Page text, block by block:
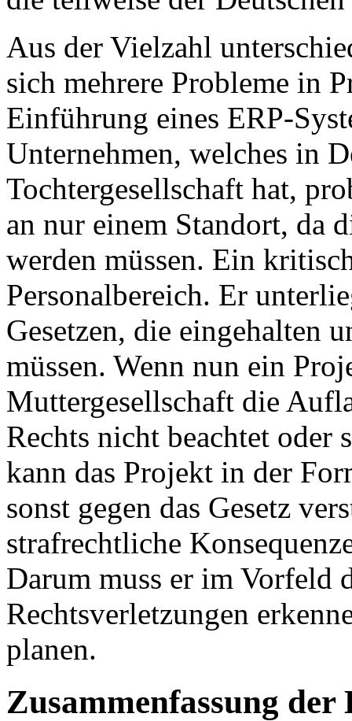
Aus der Vielzahl
sich mehrere Probleme in
Einführung eines ERP-
Unternehmen, welches in
Tochtergesellschaft hat,
an nur einem Standort, da
werden müssen. Ein
Personalbereich. Er
Gesetzen, die eingehalten
müssen. Wenn nun ein
Muttergesellschaft die
Rechts nicht beachtet
kann das Projekt in der
sonst gegen das Gesetz
strafrechtliche
Darum muss er im Vorfeld
Rechtsverletzungen
planen.
Zusammenfassung der